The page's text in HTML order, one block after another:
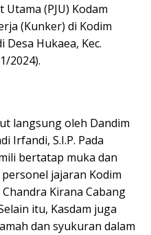
(PJU) Kodam
(Kunker) di Kodim
Hukaea, Kec.
2024).
langsung oleh Dandim
Irfandi, S.I.P. Pada
bertatap muka dan
jajaran Kodim
Kirana Cabang
itu, Kasdam juga
dan syukuran dalam